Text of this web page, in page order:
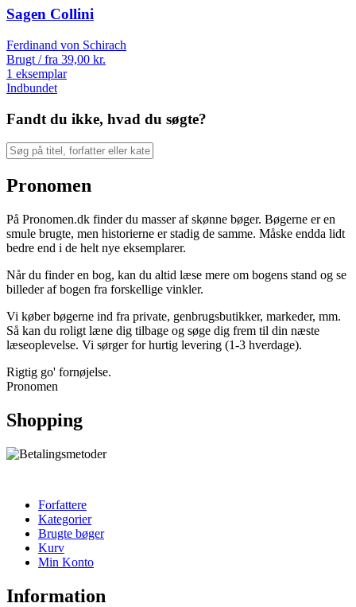
Sagen Collini
Ferdinand von Schirach
Brugt / fra 39,00 kr.
1 eksemplar
Indbundet
Fandt du ikke, hvad du søgte?
Pronomen
På Pronomen.dk finder du masser af skønne bøger. Bøgerne er en
smule brugte, men historierne er stadig de samme. Måske endda lidt
bedre end i de helt nye eksemplarer.
Når du finder en bog, kan du altid læse mere om bogens stand og se
billeder af bogen fra forskellige vinkler.
Vi køber bøgerne ind fra private, genbrugsbutikker, markeder, mm.
Så kan du roligt læne dig tilbage og søge dig frem til din næste
læseoplevelse. Vi sørger for hurtig levering (1-3 hverdage).
Rigtig go' fornøjelse.
Pronomen
Shopping
Forfattere
Kategorier
Brugte bøger
Kurv
Min Konto
Information